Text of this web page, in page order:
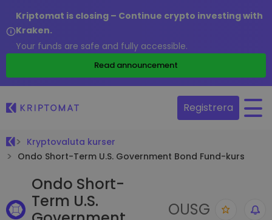
Kriptomat is closing – Continue crypto investing with
Kraken.
Your funds are safe and fully accessible.
Read announcement
Registrera
Kryptovaluta kurser
Ondo Short-Term U.S. Government Bond Fund-kurs
Ondo Short-
Term U.S.
OUSG